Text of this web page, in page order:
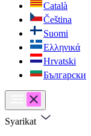
Català
Čeština
Suomi
Ελληνικά
Hrvatski
Български
Syarikat